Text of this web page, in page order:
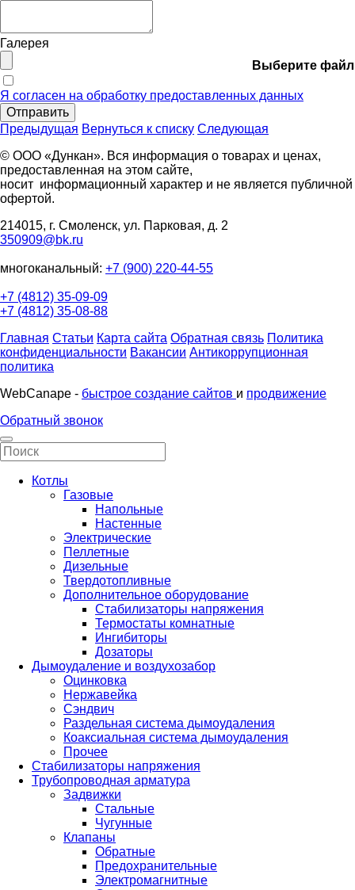
Галерея
Выберите файл
Я согласен на обработку предоставленных данных
Отправить
Предыдущая Вернуться к списку Следующая
© ООО «Дункан». Вся информация о товарах и ценах,
предоставленная на этом сайте,
носит информационный характер и не является публичной
офертой.
214015, г. Смоленск, ул. Парковая, д. 2
350909@bk.ru
многоканальный: +7 (900) 220-44-55
+7 (4812) 35-09-09
+7 (4812) 35-08-88
Главная Статьи Карта сайта Обратная связь Политика
конфиденциальности Вакансии Антикоррупционная
политика
WebCanape - быстрое создание сайтов и продвижение
Обратный звонок
Котлы
Газовые
Напольные
Настенные
Электрические
Пеллетные
Дизельные
Твердотопливные
Дополнительное оборудование
Стабилизаторы напряжения
Термостаты комнатные
Ингибиторы
Дозаторы
Дымоудаление и воздухозабор
Оцинковка
Нержавейка
Сэндвич
Раздельная система дымоудаления
Коаксиальная система дымоудаления
Прочее
Стабилизаторы напряжения
Трубопроводная арматура
Задвижки
Стальные
Чугунные
Клапаны
Обратные
Предохранительные
Электромагнитные